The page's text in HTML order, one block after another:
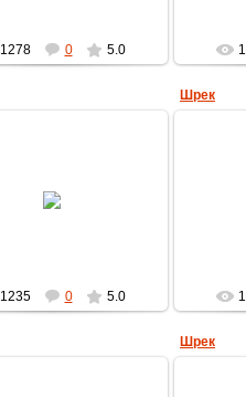
1278 0 5.0
1235 0 5.0
Шрек
Шрек